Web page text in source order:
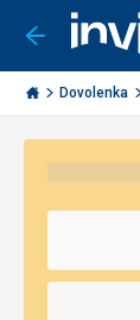
Ísť
späť
Invia.sk
Dovolenka